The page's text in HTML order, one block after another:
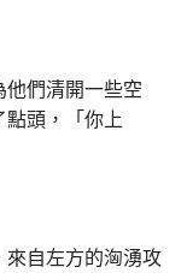
們清開一些空
頭，「你上
自左方的洶湧攻